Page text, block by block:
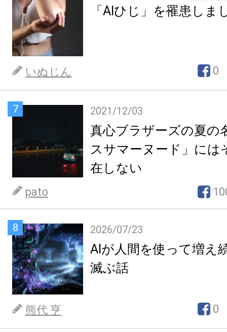
「AIひじ」を罹患しま
いぬじん 0
7 2021/12/03
真心ブラザーズの夏の
スサマーヌード」には
在しない
pato
8 2026/07/23
AIが人間を使って増え
滅ぶ話
熊代 亨 0